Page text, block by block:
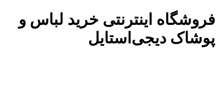
فروشگاه اینترنتی خرید لباس و
پوشاک دیجی‌استایل